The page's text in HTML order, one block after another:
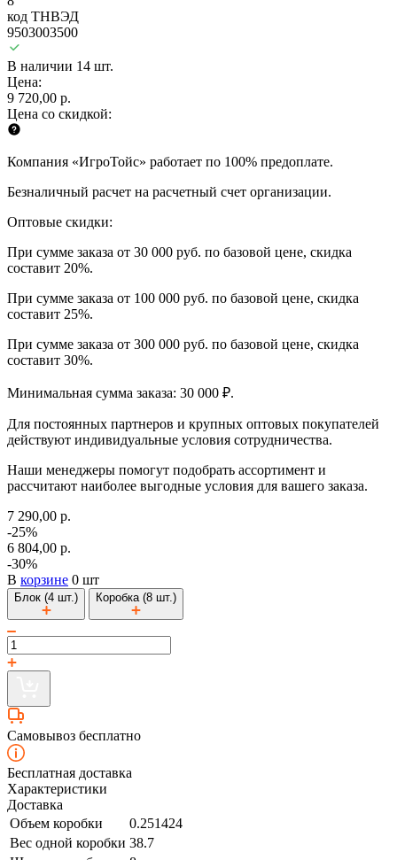
код ТНВЭД
9503003500
В наличии 14 шт.
Цена:
9 720,00 р.
Цена со скидкой:
Компания «ИгроТойс» работает по 100% предоплате.
Безналичный расчет на расчетный счет организации.
Оптовые скидки:
При сумме заказа от 30 000 руб. по базовой цене, скидка
составит 20%.
При сумме заказа от 100 000 руб. по базовой цене, скидка
составит 25%.
При сумме заказа от 300 000 руб. по базовой цене, скидка
составит 30%.
Минимальная сумма заказа: 30 000 ₽.
Для постоянных партнеров и крупных оптовых покупателей
действуют индивидуальные условия сотрудничества.
Наши менеджеры помогут подобрать ассортимент и
рассчитают наиболее выгодные условия для вашего заказа.
7 290,00 р.
-25%
6 804,00 р.
-30%
В корзине 0 шт
Блок (4 шт.) Коробка (8 шт.)
Самовывоз бесплатно
Бесплатная доставка
Характеристики
Доставка
Объем коробки
0.251424
Вес одной коробки 38.7